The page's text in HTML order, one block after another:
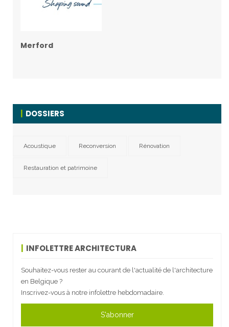
Merford
DOSSIERS
Acoustique Reconversion Rénovation
Restauration et patrimoine
INFOLETTRE ARCHITECTURA
Souhaitez-vous rester au courant de l'actualité de l'architecture
en Belgique ?
Inscrivez-vous à notre infolettre hebdomadaire.
S'abonner